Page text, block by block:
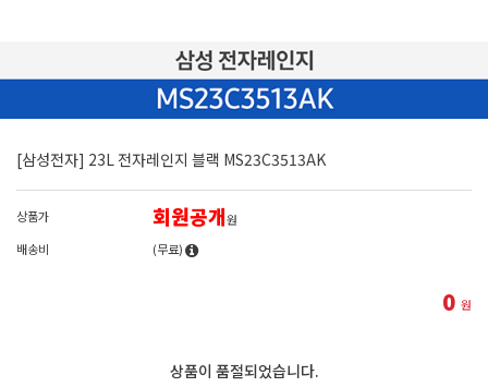
[삼성전자] 23L 전자레인지 블랙 MS23C3513AK
상품가 회원공개원
배송비
(무료)
0 원
상품이 품절되었습니다.